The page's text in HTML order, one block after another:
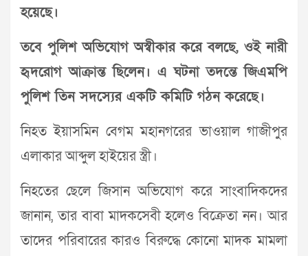
হয়েছে।
তবে পুলিশ অভিযোগ অস্বীকার করে বলছে, ওই নারী
হৃদরোগ আক্রান্ত ছিলেন। এ ঘটনা তদন্তে জিএমপি
পুলিশ তিন সদস্যের একটি কমিটি গঠন করেছে।
নিহত ইয়াসমিন বেগম মহানগরের ভাওয়াল গাজীপুর
এলাকার আব্দুল হাইয়ের স্ত্রী।
নিহতের ছেলে জিসান অভিযোগ করে সাংবাদিকদের
জানান, তার বাবা মাদকসেবী হলেও বিক্রেতা নন। আর
তাদের পরিবারের কারও বিরুদ্ধে কোনো মাদক মামলা